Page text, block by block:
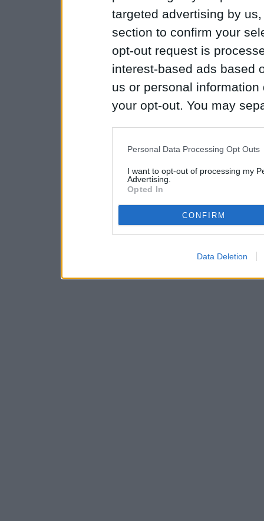
targeted advertising by
section to confirm your
opt-out request is
interest-based ads based
us or personal
your opt-out. You may
Downstream Participants
third parties.
Personal Data Processing Opt Outs
I want to opt-out of processing my
Advertising.
Opted In
CONFIRM
Data Deletion